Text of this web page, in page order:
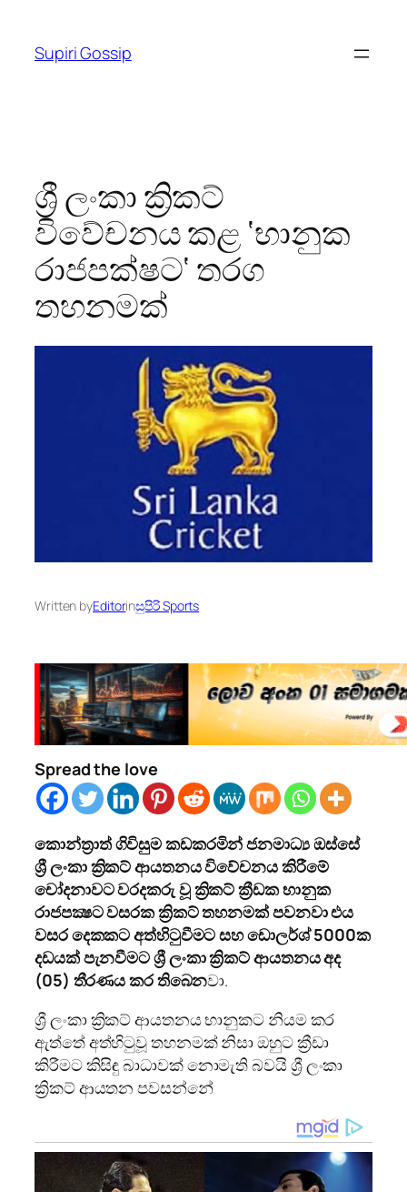
content
Supiri Gossip
ශ්‍රී ලංකා ක්‍රිකට්
විවේචනය කළ ‘භානුක
රාජපක්ෂට‘ තරග
තහනමක්
Written byEditorinසුපිරි Sports
Spread the love
කොන්ත්‍රාත් ගිවිසුම කඩකරමින් ජනමාධ්‍ය ඔස්සේ
ශ්‍රී ලංකා ක්‍රිකට් ආයතනය විවේචනය කිරීමේ
චෝදනාවට වරදකරු වූ ක්‍රිකට් ක්‍රීඩක භානුක
රාජපක්‍ෂට වසරක ක්‍රිකට් තහනමක් පවනවා එය
වසර දෙකකට අත්හිටුවීමට සහ ඩොලර්ශ්‍ 5000ක
දඩයක් පැනවීමට ශ්‍රී ලංකා ක්‍රිකට් ආයතනය අද
(05) තීරණය කර තිබෙනවා.
ශ්‍රී ලංකා ක්‍රිකට් ආයතනය භානුකට නියම කර
ඇත්තේ අත්හිටුවූ තහනමක් නිසා ඔහුට ක්‍රීඩා
කිරීමට කිසිඳු බාධාවක් නොමැති බවයි ශ්‍රී ලංකා
ක්‍රිකට් ආයතන පවසන්නේ